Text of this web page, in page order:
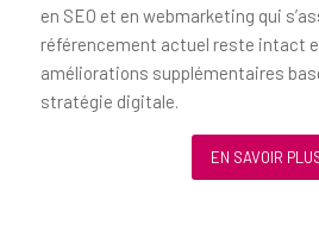
en SEO et en webmarketing qui
référencement actuel reste intact
améliorations supplémentaires
stratégie digitale.
EN SAVOIR